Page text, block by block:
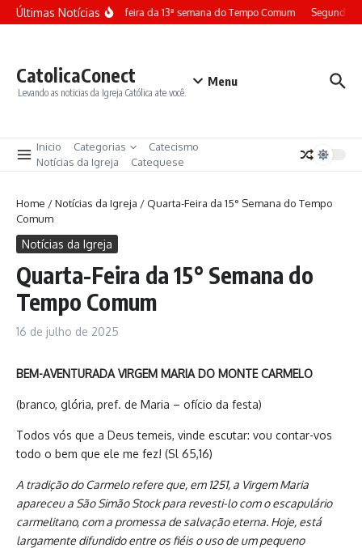
Ir para o conteúdo
Últimas NotíciasTerça-feira da 13ª semana do Tempo Comum Segunda-
CatolicaConect
Levando as noticias da Igreja Católica ate você.
Menu
Inicio Categorias
Catecismo
Notícias da Igreja
Catequese
Home /Notícias da Igreja /Quarta-Feira da 15° Semana do Tempo
Comum
Notícias da Igreja
Quarta-Feira da 15° Semana do
Tempo Comum
16 de julho de 2025
BEM-AVENTURADA VIRGEM MARIA DO MONTE CARMELO
(branco, glória, pref. de Maria – ofício da festa)
Todos vós que a Deus temeis, vinde escutar: vou contar-vos
todo o bem que ele me fez! (Sl 65,16)
A tradição do Carmelo refere que, em 1251, a Virgem Maria
apareceu a São Simão Stock para revesti-lo com o escapulário
carmelitano, com a promessa de salvação eterna. Hoje, está
largamente difundido entre os fiéis o uso de um pequeno